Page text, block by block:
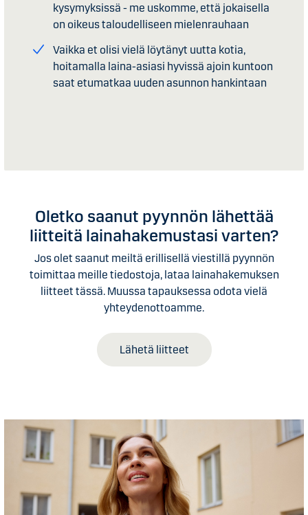
kysymyksissä - me uskomme, että jokaisella
on oikeus taloudelliseen mielenrauhaan
Vaikka et olisi vielä löytänyt uutta kotia,
hoitamalla laina-asiasi hyvissä ajoin kuntoon
saat etumatkaa uuden asunnon hankintaan
Oletko saanut pyynnön lähettää
liitteitä lainahakemustasi varten?
Jos olet saanut meiltä erillisellä viestillä pyynnön
toimittaa meille tiedostoja, lataa lainahakemuksen
liitteet tässä. Muussa tapauksessa odota vielä
yhteydenottoamme.
Lähetä liitteet